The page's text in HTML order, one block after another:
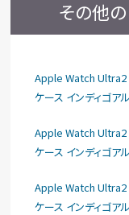
その他の
Apple Watch Ultra2
ケース インディゴア
Apple Watch Ultra2
ケース インディゴア
Apple Watch Ultra2
ケース インディゴア